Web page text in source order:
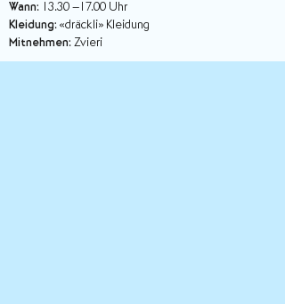
Wann: 13.30 –17.00 Uhr
Kleidung: «dräckli» Kleidung
Mitnehmen: Zvieri